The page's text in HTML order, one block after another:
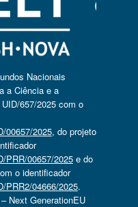
Nacionais
a Ciência e a
657/2025 com o
00657/2025, do projeto
PRR/00657/2025e do
o identificador
PRR2/04666/2025.
Next GenerationEU